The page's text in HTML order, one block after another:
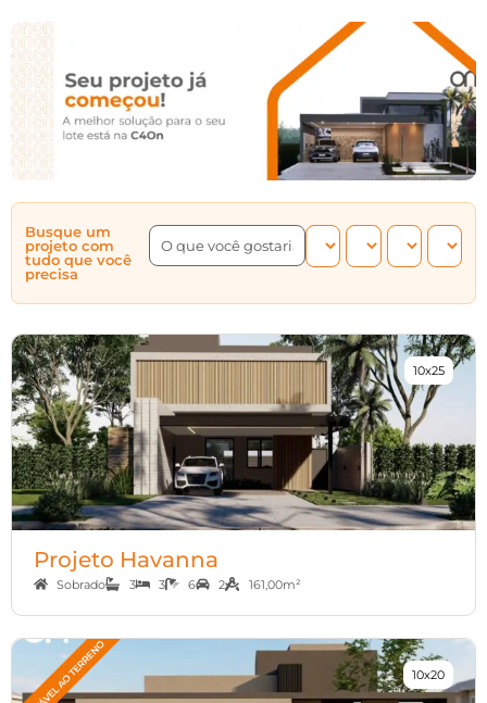
Busque um
projeto com
tudo que você
precisa
10x25
Projeto Havanna
Sobrado 3 3 6 2 161,00m²
10x20